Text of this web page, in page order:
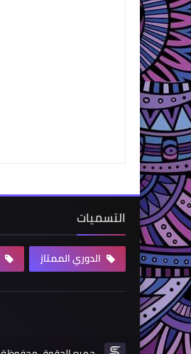
التسميات
الدوري الممتاز